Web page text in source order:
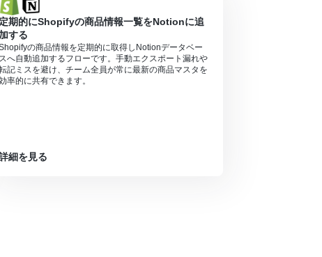
定期的にShopifyの商品情報一覧をNotionに追
加する
の商品情報を定期的に取得しNotionデータベー
スへ自動追加するフローです。手動エクスポート漏れや
記ミスを避け、チーム全員が常に最新の商品マスタを
率的に共有できます。
細を見る